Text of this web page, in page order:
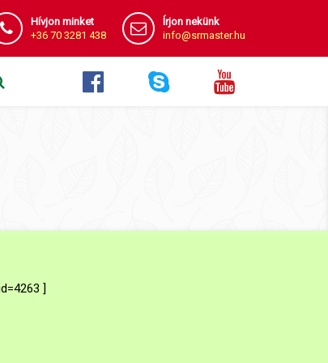
Hívjon minket
+36 70 3281 438
Írjon nekünk
info@srmaster.hu
]